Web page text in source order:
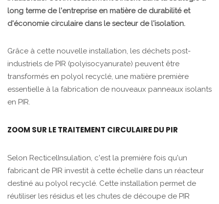
long terme de l'entreprise en matière de durabilité et
d'économie circulaire dans le secteur de l'isolation.
Grâce à cette nouvelle installation, les déchets post-
industriels de PIR (polyisocyanurate) peuvent être
transformés en polyol recyclé, une matière première
essentielle à la fabrication de nouveaux panneaux isolants
en PIR.
ZOOM SUR LE TRAITEMENT CIRCULAIRE DU PIR
Selon RecticelInsulation, c'est la première fois qu'un
fabricant de PIR investit à cette échelle dans un réacteur
destiné au polyol recyclé. Cette installation permet de
réutiliser les résidus et les chutes de découpe de PIR